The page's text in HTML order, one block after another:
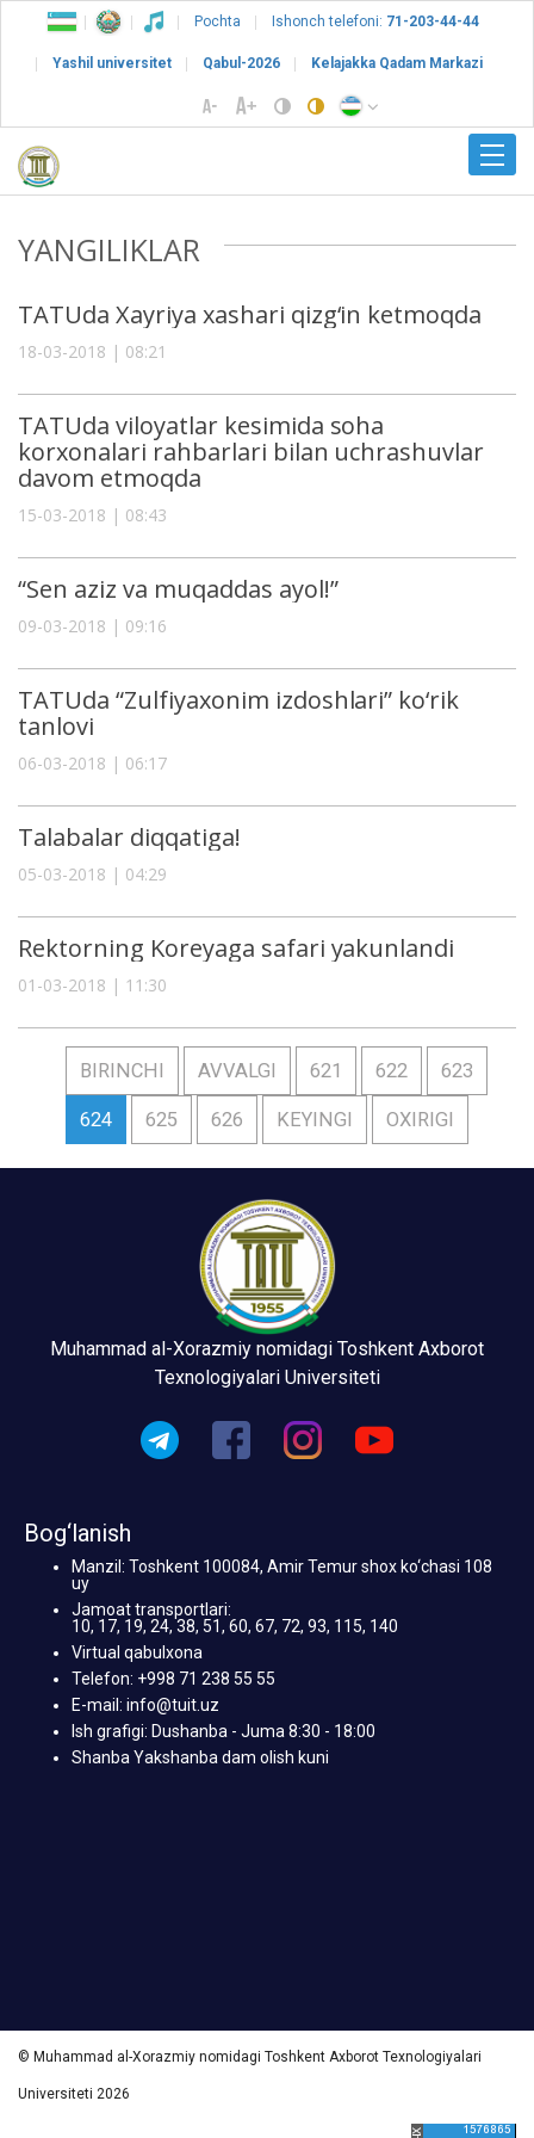
Pochta Ishonch telefoni: 71-203-44-44
Yashil universitet Qabul-2026 Kelajakka Qadam Markazi
YANGILIKLAR
TATUda Xayriya xashari qizg‘in ketmoqda
18-03-2018 | 08:21
TATUda viloyatlar kesimida soha
korxonalari rahbarlari bilan uchrashuvlar
davom etmoqda
15-03-2018 | 08:43
“Sen aziz va muqaddas ayol!”
09-03-2018 | 09:16
TATUda “Zulfiyaxonim izdoshlari” ko‘rik
tanlovi
06-03-2018 | 06:17
Talabalar diqqatiga!
05-03-2018 | 04:29
Rektorning Koreyaga safari yakunlandi
01-03-2018 | 11:30
BIRINCHI AVVALGI 621 622 623
624 625 626 KEYINGI OXIRIGI
Muhammad al-Xorazmiy nomidagi Toshkent Axborot
Texnologiyalari Universiteti
Bog‘lanish
Manzil: Toshkent 100084, Amir Temur shox ko‘chasi 108
uy
Jamoat transportlari:
10, 17, 19, 24, 38, 51, 60, 67, 72, 93, 115, 140
Virtual qabulxona
Telefon: +998 71 238 55 55
E-mail: info@tuit.uz
Ish grafigi: Dushanba - Juma 8:30 - 18:00
Shanba Yakshanba dam olish kuni
© Muhammad al-Xorazmiy nomidagi Toshkent Axborot Texnologiyalari
Universiteti 2026